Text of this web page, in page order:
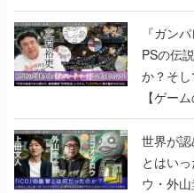
書】
『ガン
PSの伝
か？そ
【ゲー
世界が
とはい
ウ・外